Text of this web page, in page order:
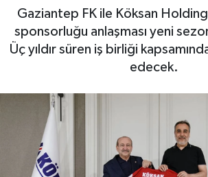
Gaziantep FK ile Köksan Holding
sponsorluğu anlaşması yeni
Üç yıldır süren iş birliği
edecek.
Gündem
Kültür Sanat
Magazin
Müzik
Son Dakika Haberleri
Haber Arşivi